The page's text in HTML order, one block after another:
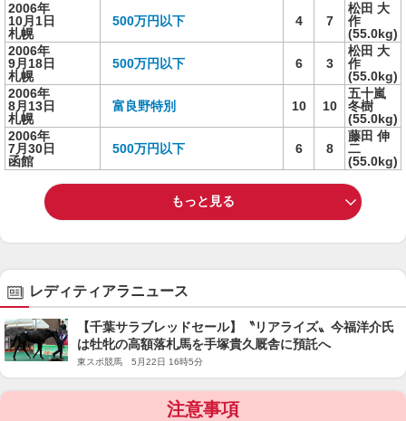
2006年
10月1日
札幌
500万円以下 4 7
松田 大
作
(55.0kg)
2006年
9月18日
札幌
500万円以下 6 3
松田 大
作
(55.0kg)
2006年
8月13日
札幌
富良野特別 10 10
五十嵐
冬樹
(55.0kg)
2006年
7月30日
函館
500万円以下 6 8
藤田 伸
二
(55.0kg)
もっと見る
レディティアラニュース
【千葉サラブレッドセール】〝リアライズ〟今福洋介氏
は牡牝の高額落札馬を手塚貴久厩舎に預託へ
東スポ競馬 5月22日 16時5分
注意事項